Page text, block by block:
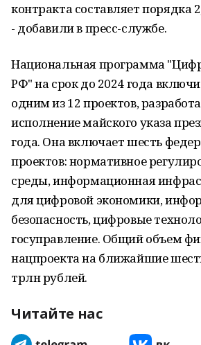
контракта составляет порядка
- добавили в пресс-службе.
Национальная программа
РФ" на срок до 2024 года
одним из 12 проектов,
исполнение майского указа
года. Она включает шесть
проектов: нормативное
среды, информационная
для цифровой экономики,
безопасность, цифровые
госуправление. Общий объем
нацпроекта на ближайшие
трлн рублей.
Читайте нас